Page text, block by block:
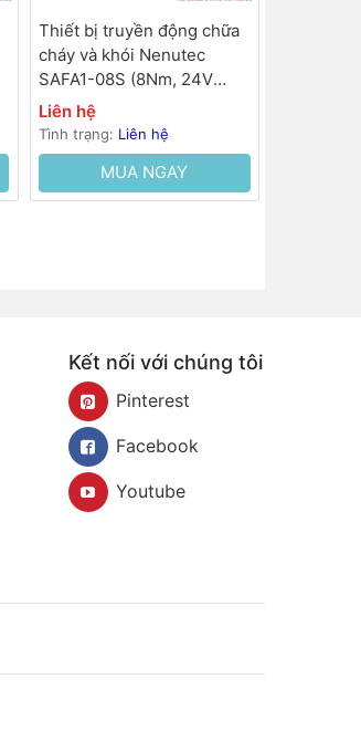
Thiết bị truyền động chữa
cháy và khói Nenutec
SAFA1-08S (8Nm, 24V
AC/DC, 100…120s, lò xo
hồi 25s)
Liên hệ
Tình trạng: Liên hệ
MUA NGAY
Kết nối với chúng tôi
Pinterest
Facebook
Youtube